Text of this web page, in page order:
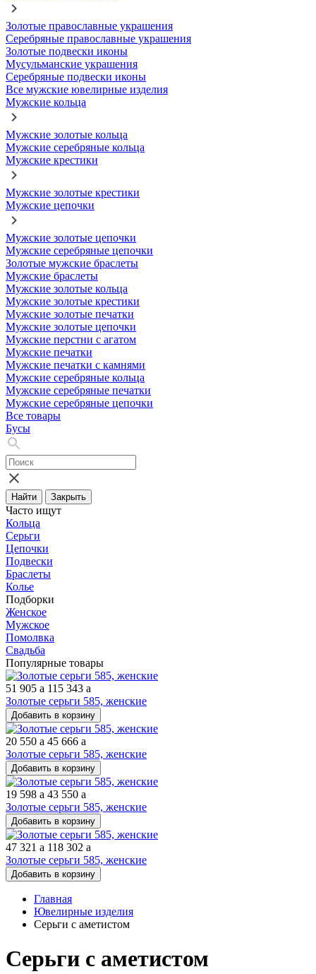
Золотые православные украшения
Серебряные православные украшения
Золотые подвески иконы
Мусульманские украшения
Серебряные подвески иконы
Все мужские ювелирные изделия
Мужские кольца
Мужские золотые кольца
Мужские серебряные кольца
Мужские крестики
Мужские золотые крестики
Мужские цепочки
Мужские золотые цепочки
Мужские серебряные цепочки
Золотые мужские браслеты
Мужские браслеты
Мужские золотые кольца
Мужские золотые крестики
Мужские золотые печатки
Мужские золотые цепочки
Мужские перстни с агатом
Мужские печатки
Мужские печатки с камнями
Мужские серебряные кольца
Мужские серебряные печатки
Мужские серебряные цепочки
Все товары
Бусы
Найти Закрыть
Часто ищут
Кольца
Серьги
Цепочки
Подвески
Браслеты
Колье
Подборки
Женское
Мужское
Помолвка
Свадьба
Популярные товары
51 905 a 115 343 a
Золотые серьги 585, женские
Добавить в корзину
20 550 a 45 666 a
Золотые серьги 585, женские
Добавить в корзину
19 598 a 43 550 a
Золотые серьги 585, женские
Добавить в корзину
47 321 a 118 302 a
Золотые серьги 585, женские
Добавить в корзину
Главная
Ювелирные изделия
Серьги с аметистом
Серьги с аметистом